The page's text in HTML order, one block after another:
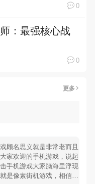
0
：最强核心战
0
更多
顾名思义就是非常老而且
家欢迎的手机游戏，说起
手机游戏大家脑海里浮现
是像素街机游戏，相信很